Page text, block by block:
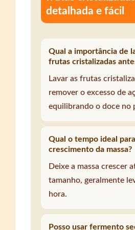
detalhada e fácil
Qual a importância de
frutas cristalizadas
Lavar as frutas
remover o excesso de
equilibrando o doce no
Qual o tempo ideal
crescimento da massa?
Deixe a massa crescer
tamanho, geralmente
hora.
Posso usar fermento